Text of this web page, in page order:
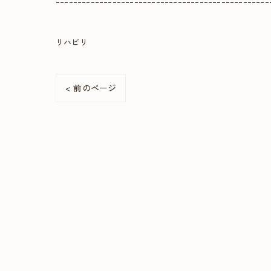
リハビリ
< 前のページ